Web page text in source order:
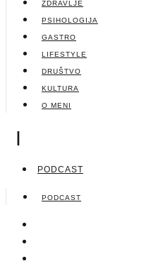
ZDRAVLJE
PSIHOLOGIJA
GASTRO
LIFESTYLE
DRUŠTVO
KULTURA
O MENI
|
PODCAST
PODCAST